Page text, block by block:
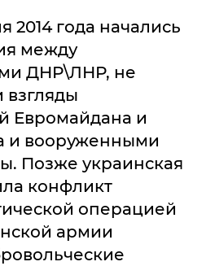
2014 года начались
между
ДНР\ЛНР, не
Евромайдана и
и вооруженными
Позже украинская
конфликт
операцией
армии